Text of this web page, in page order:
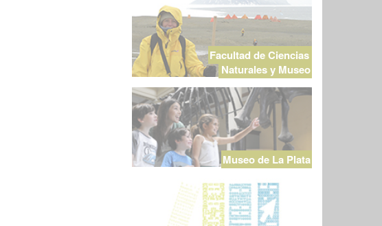
Facultad de Ciencias
Naturales y Museo
Museo de La Plata